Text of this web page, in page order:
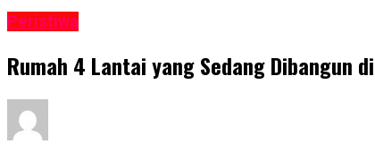
Peristiwa
Rumah 4 Lantai yang Sedang Dibangun